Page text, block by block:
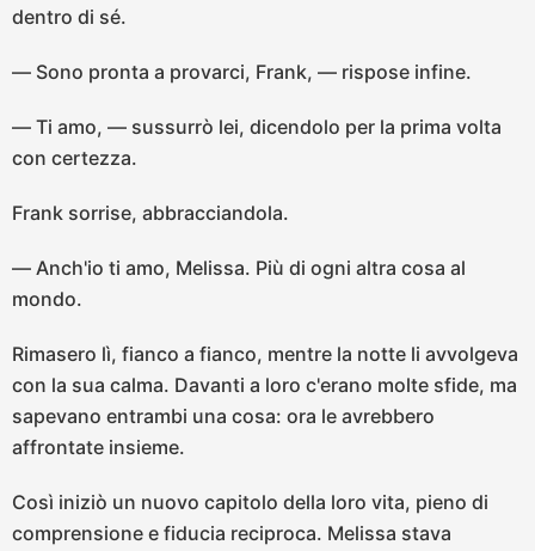
dentro di sé.
— Sono pronta a provarci, Frank, — rispose infine.
— Ti amo, — sussurrò lei, dicendolo per la prima volta
con certezza.
Frank sorrise, abbracciandola.
— Anch'io ti amo, Melissa. Più di ogni altra cosa al
mondo.
Rimasero lì, fianco a fianco, mentre la notte li avvolgeva
con la sua calma. Davanti a loro c'erano molte sfide, ma
sapevano entrambi una cosa: ora le avrebbero
affrontate insieme.
Così iniziò un nuovo capitolo della loro vita, pieno di
comprensione e fiducia reciproca. Melissa stava